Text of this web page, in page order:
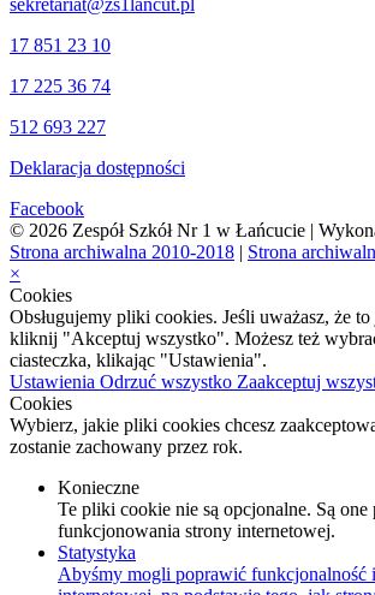
sekretariat@zs1lancut.pl
17 851 23 10
17 225 36 74
512 693 227
Deklaracja dostępności
Facebook
© 2026 Zespół Szkół Nr 1 w Łańcucie |
Strona archiwalna 2010-2018 | Strona
×
Cookies
Obsługujemy pliki cookies. Jeśli uważasz, że
kliknij "Akceptuj wszystko". Możesz też
ciasteczka, klikając "Ustawienia".
Ustawienia Odrzuć wszystko Zaakceptuj
Cookies
Wybierz, jakie pliki cookies chcesz
zostanie zachowany przez rok.
Konieczne
Te pliki cookie nie są opcjonalne. Są one
funkcjonowania strony internetowej.
Statystyka
Abyśmy mogli poprawić funkcjonalność